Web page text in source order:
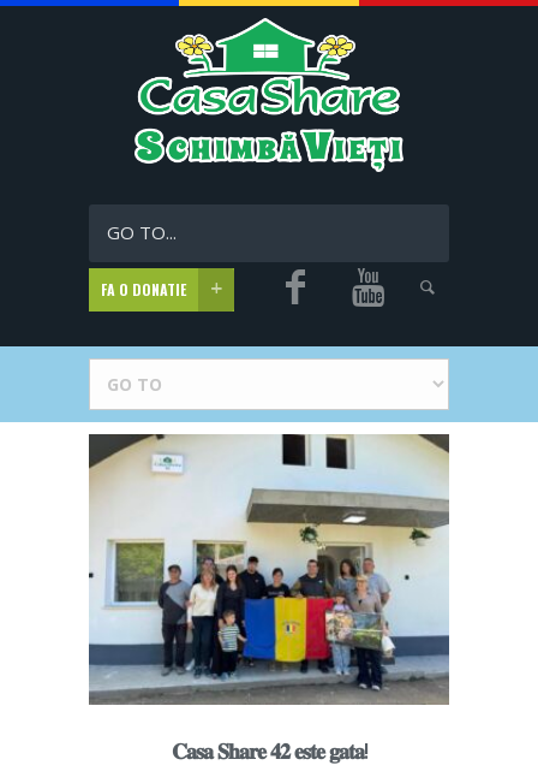
GO TO...
FA O DONATIE
𝐂𝐚𝐬𝐚 𝐒𝐡𝐚𝐫𝐞 𝟒𝟐 𝐞𝐬𝐭𝐞 𝐠𝐚𝐭𝐚!